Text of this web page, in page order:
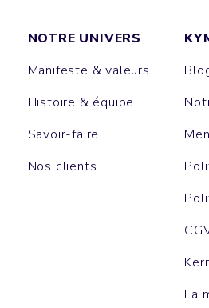
NOTRE UNIVERS
Manifeste & valeurs
Histoire & équipe
Savoir-faire
Nos clients
La